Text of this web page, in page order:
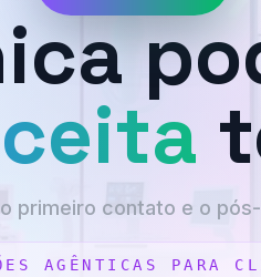
primeiro contato e o
AGÊNTICAS PARA